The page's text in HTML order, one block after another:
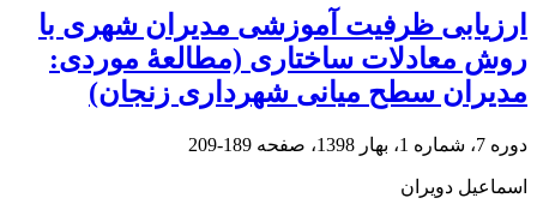
ارزیابی ظرفیت آموزشی مدیران شهری با
روش معادلات ساختاری (مطالعۀ موردی:
مدیران سطح میانی شهرداری زنجان)
دوره 7، شماره 1، بهار 1398، صفحه 189-209
اسماعیل دویران